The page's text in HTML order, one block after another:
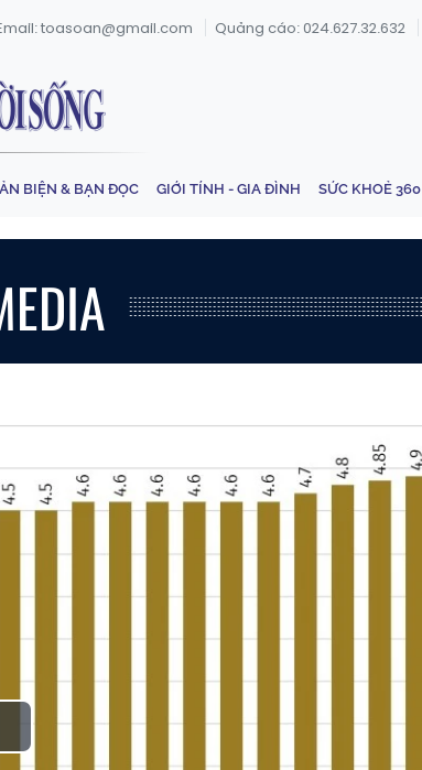
toasoan@gmail.com Quảng cáo: 024.627.32.632
BIỆN & BẠN ĐỌC GIỚI TÍNH - GIA ĐÌNH SỨC KHOẺ 360